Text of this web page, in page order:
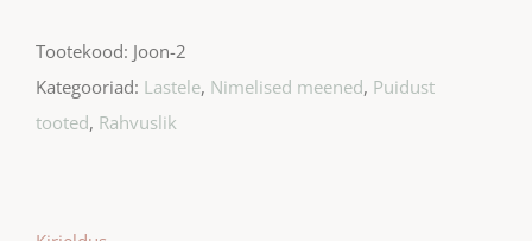
Tootekood: Joon-2
Kategooriad: Lastele, Nimelised meened, Puidust
tooted, Rahvuslik